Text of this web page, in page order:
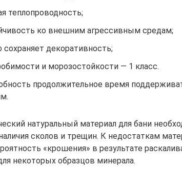
теплопроводность;
ко внешним агрессивным средам;
сохраняет декоративность;
и морозостойкости — 1 класс.
продолжительное время
натуральный материал для бани
сколов и трещин. К недостаткам
«крошения» в результате
некоторых образцов минерала.